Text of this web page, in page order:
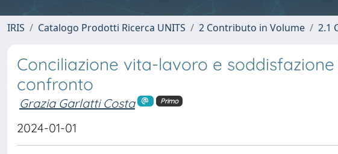
IRIS Catalogo Prodotti Ricerca UNITS 2 Contributo in Volume 2.1
Conciliazione vita-lavoro e
confronto
Grazia Garlatti Costa Primo
2024-01-01